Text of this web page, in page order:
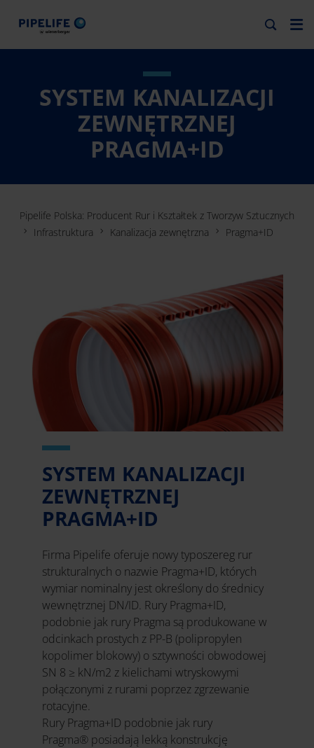
SYSTEM KANALIZACJI
ZEWNĘTRZNEJ
PRAGMA+ID
Pipelife Polska: Producent Rur i Kształtek z Tworzyw Sztucznych
Infrastruktura
Kanalizacja zewnętrzna Pragma+ID
SYSTEM KANALIZACJI
ZEWNĘTRZNEJ
PRAGMA+ID
Firma Pipelife oferuje nowy typoszereg rur
strukturalnych o nazwie Pragma+ID, których
wymiar nominalny jest określony do średnicy
wewnętrznej DN/ID. Rury Pragma+ID,
podobnie jak rury Pragma są produkowane w
odcinkach prostych z PP-B (polipropylen
kopolimer blokowy) o sztywności obwodowej
SN 8 ≥ kN/m2 z kielichami wtryskowymi
połączonymi z rurami poprzez zgrzewanie
rotacyjne.
Rury Pragma+ID podobnie jak rury
Pragma® posiadają lekką konstrukcję